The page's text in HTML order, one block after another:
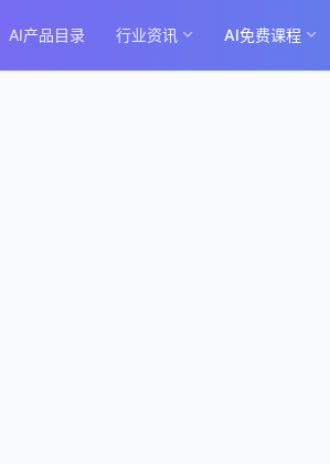
AI产品目录 行业资讯 AI免费课程